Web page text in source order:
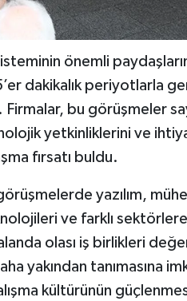
önemli
dakikalık periyotlarla
bu görüşmeler
yetkinliklerini ve
fırsatı buldu.
yazılım,
ve farklı
olası iş birlikleri
yakından tanımasına
kültürünün